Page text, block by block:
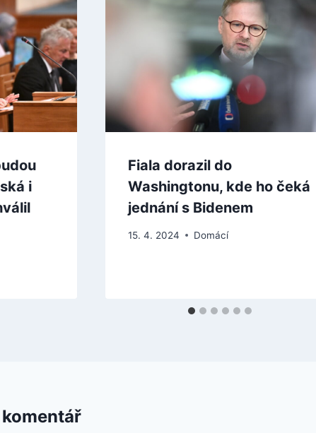
i
Fiala dorazil do
Washingtonu, kde ho čeká
jednání s Bidenem
15. 4. 2024 Domácí